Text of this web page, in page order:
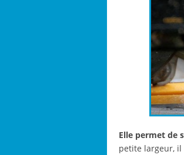
Elle permet de
petite largeur, il